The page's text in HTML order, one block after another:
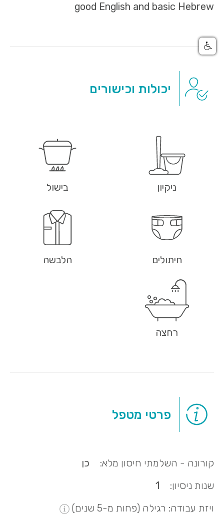
good English and basic Hebrew
יכולות וכישורים
ניקיון בישול
חיתולים הלבשה
רחצה
פרטי מטפל
קורונה - השלמתי חיסון מלא:
כן
שנות ניסיון:
1
ויזת עבודה: רגילה (פחות מ-5 שנים)